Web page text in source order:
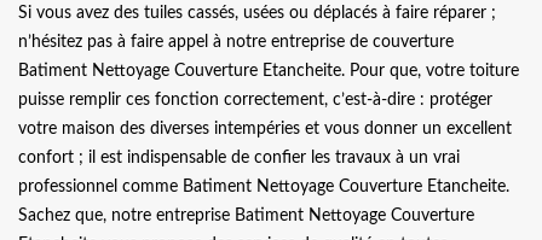
Si vous avez des tuiles cassés, usées ou déplacés à faire réparer ;
n’hésitez pas à faire appel à notre entreprise de couverture
Batiment Nettoyage Couverture Etancheite. Pour que, votre toiture
puisse remplir ces fonction correctement, c’est-à-dire : protéger
votre maison des diverses intempéries et vous donner un excellent
confort ; il est indispensable de confier les travaux à un vrai
professionnel comme Batiment Nettoyage Couverture Etancheite.
Sachez que, notre entreprise Batiment Nettoyage Couverture